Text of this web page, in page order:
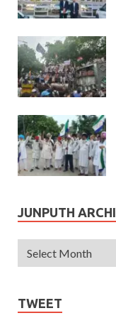
JUNPUTH
TWEET